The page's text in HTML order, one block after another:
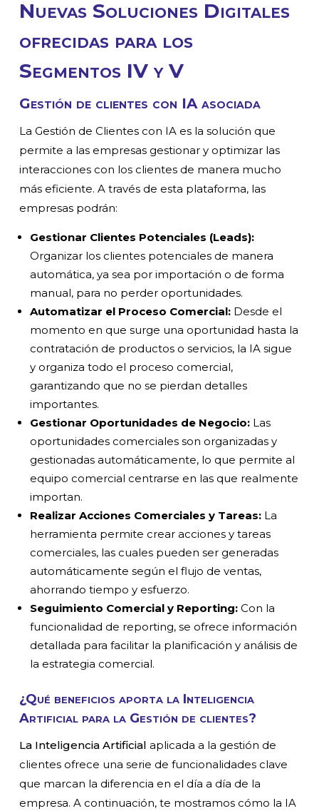
Nuevas Soluciones Digitales
ofrecidas para los
Segmentos IV y V
Gestión de clientes con IA asociada
La Gestión de Clientes con IA es la solución que
permite a las empresas gestionar y optimizar las
interacciones con los clientes de manera mucho
más eficiente. A través de esta plataforma, las
empresas podrán:
Gestionar Clientes Potenciales (Leads):
Organizar los clientes potenciales de manera
automática, ya sea por importación o de forma
manual, para no perder oportunidades.
Automatizar el Proceso Comercial: Desde el
momento en que surge una oportunidad hasta la
contratación de productos o servicios, la IA sigue
y organiza todo el proceso comercial,
garantizando que no se pierdan detalles
importantes.
Gestionar Oportunidades de Negocio: Las
oportunidades comerciales son organizadas y
gestionadas automáticamente, lo que permite al
equipo comercial centrarse en las que realmente
importan.
Realizar Acciones Comerciales y Tareas: La
herramienta permite crear acciones y tareas
comerciales, las cuales pueden ser generadas
automáticamente según el flujo de ventas,
ahorrando tiempo y esfuerzo.
Seguimiento Comercial y Reporting:Con la
funcionalidad de reporting, se ofrece información
detallada para facilitar la planificación y análisis de
la estrategia comercial.
¿Qué beneficios aporta la Inteligencia
Artificial para la Gestión de clientes?
La Inteligencia Artificial aplicada a la gestión de
clientes ofrece una serie de funcionalidades clave
que marcan la diferencia en el día a día de la
empresa. A continuación, te mostramos cómo la IA